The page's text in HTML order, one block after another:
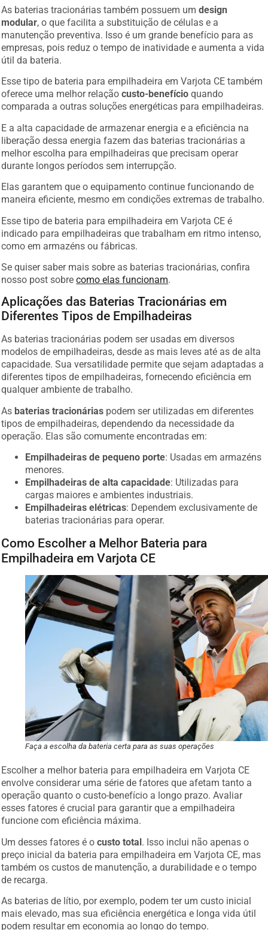
As baterias tracionárias também possuem umdesign
modular , o que facilita a substituição de células e a
manutenção preventiva. Isso é um grande benefício para as
empresas, pois reduz o tempo de inatividade e aumenta a vida
útil da bateria.
Esse tipo de bateria para empilhadeira em Varjota CE também
oferece uma melhor relaçãocusto-benefício quando
comparada a outras soluções energéticas para empilhadeiras.
E a alta capacidade de armazenar energia e a eficiência na
liberação dessa energia fazem das baterias tracionárias a
melhor escolha para empilhadeiras que precisam operar
durante longos períodos sem interrupção.
Elas garantem que o equipamento continue funcionando de
maneira eficiente, mesmo em condições extremas de trabalho.
Esse tipo de bateria para empilhadeira em Varjota CE é
indicado para empilhadeiras que trabalham em ritmo intenso,
como em armazéns ou fábricas.
Se quiser saber mais sobre as baterias tracionárias, confira
nosso post sobrecomo elas funcionam
Aplicações das Baterias Tracionárias em
Diferentes Tipos de Empilhadeiras
As baterias tracionárias podem ser usadas em diversos
modelos de empilhadeiras, desde as mais leves até as de alta
capacidade. Sua versatilidade permite que sejam adaptadas a
diferentes tipos de empilhadeiras, fornecendo eficiência em
qualquer ambiente de trabalho.
As baterias tracionárias podem ser utilizadas em diferentes
tipos de empilhadeiras, dependendo da necessidade da
operação. Elas são comumente encontradas em:
Empilhadeiras de pequeno porte: Usadas em armazéns
menores.
Empilhadeiras de alta capacidade: Utilizadas para
cargas maiores e ambientes industriais.
Empilhadeiras elétricas: Dependem exclusivamente de
baterias tracionárias para operar.
Como Escolher a Melhor Bateria para
Empilhadeira em Varjota CE
Faça a escolha da bateria certa para as suas operações
Escolher a melhor bateria para empilhadeira em Varjota CE
envolve considerar uma série de fatores que afetam tanto a
operação quanto o custo-benefício a longo prazo. Avaliar
esses fatores é crucial para garantir que a empilhadeira
funcione com eficiência máxima.
Um desses fatores é ocusto total . Isso inclui não apenas o
preço inicial da bateria para empilhadeira em Varjota CE, mas
também os custos de manutenção, a durabilidade e o tempo
de recarga.
As baterias de lítio, por exemplo, podem ter um custo inicial
mais elevado, mas sua eficiência energética e longa vida útil
podem resultar em economia ao longo do tempo.